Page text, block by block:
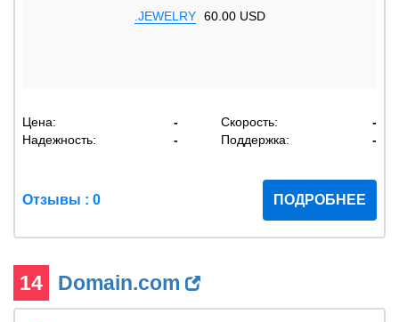
.JEWELRY 60.00 USD
Цена: - Скорость:
-
Надежность:
- Поддержка: -
Отзывы : 0 ПОДРОБНЕЕ
14 Domain.com